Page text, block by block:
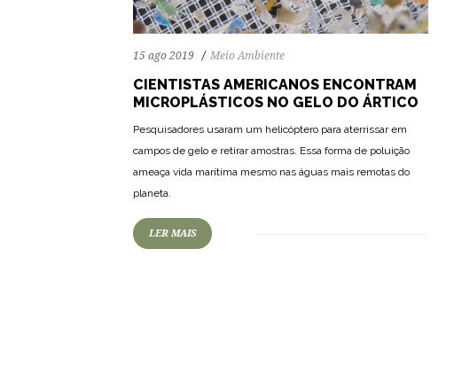
15 ago 2019 Meio Ambiente
CIENTISTAS AMERICANOS ENCONTRAM
MICROPLÁSTICOS NO GELO DO ÁRTICO
Pesquisadores usaram um helicóptero para aterrissar em
campos de gelo e retirar amostras. Essa forma de poluição
ameaça vida marítima mesmo nas águas mais remotas do
planeta.
LER MAIS